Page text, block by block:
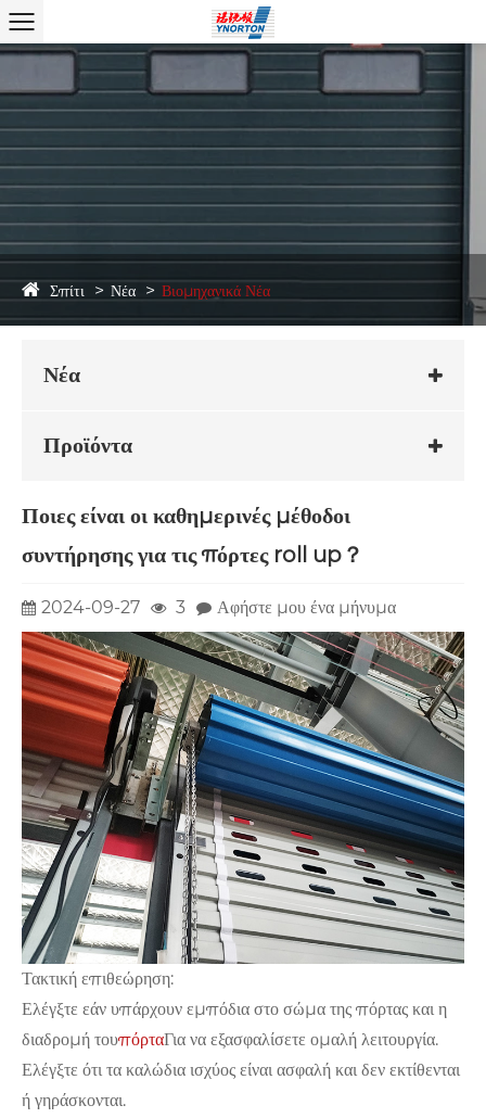
Σπίτι Νέα Βιομηχανικά Νέα
Νέα
Προϊόντα
Ποιες είναι οι καθημερινές μέθοδοι
συντήρησης για τις πόρτες roll up？
2024-09-27 3 Αφήστε μου ένα μήνυμα
Τακτική επιθεώρηση:
Ελέγξτε εάν υπάρχουν εμπόδια στο σώμα της πόρτας και η
διαδρομή τουπόρταΓια να εξασφαλίσετε ομαλή λειτουργία.
Ελέγξτε ότι τα καλώδια ισχύος είναι ασφαλή και δεν εκτίθενται
ή γηράσκονται.